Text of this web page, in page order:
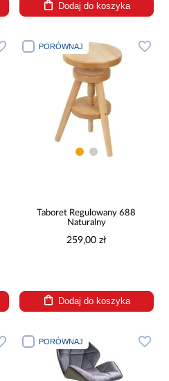
Dodaj do koszyka
PORÓWNAJ
Taboret Regulowany 688
Naturalny
259,00 zł
Dodaj do koszyka
PORÓWNAJ